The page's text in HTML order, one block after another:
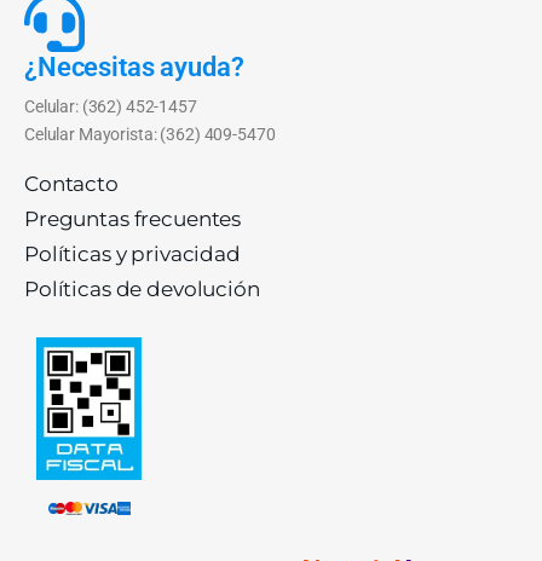
¿Necesitas ayuda?
Celular: (362) 452-1457
Celular Mayorista: (362) 409-5470
Contacto
Preguntas frecuentes
Políticas y privacidad
Políticas de devolución